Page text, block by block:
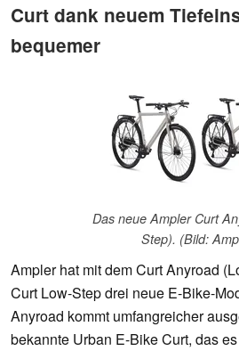
Curt dank neuem
bequemer
Das neue Ampler Curt
Step). (Bild:
Ampler hat mit dem Curt Anyroad
Curt Low-Step drei neue E-Bike-
Anyroad kommt umfangreicher
bekannte Urban E-Bike Curt, das